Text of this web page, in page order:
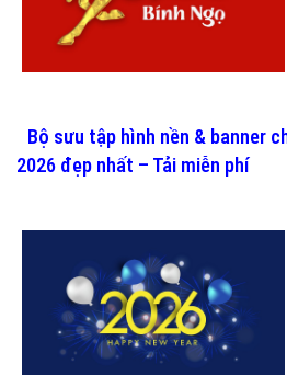
Bộ sưu tập hình nền & banner
2026 đẹp nhất – Tải miễn phí